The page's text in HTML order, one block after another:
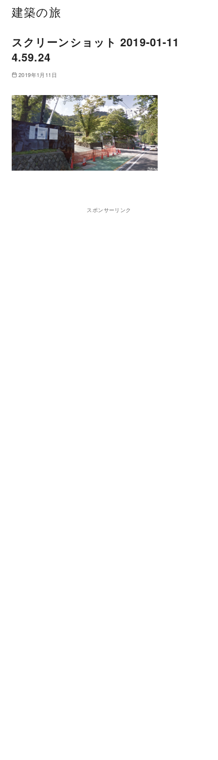
建築の旅
スクリーンショット 2019-01-11
4.59.24
2019年1月11日
スポンサーリンク